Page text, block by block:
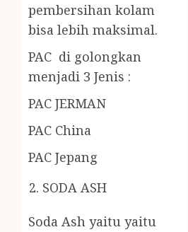
pembersihan kolam
bisa lebih maksimal.
PAC di golongkan
menjadi 3 Jenis :
PAC JERMAN
PAC China
PAC Jepang
SODA ASH
Soda Ash yaitu yaitu